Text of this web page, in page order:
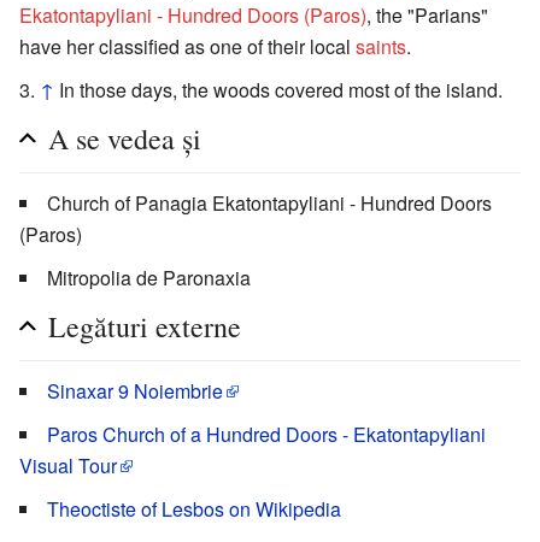
Ekatontapyliani - Hundred Doors (Paros), the "Parians"
have her classified as one of their local saints.
↑ In those days, the woods covered most of the island.
A se vedea și
Church of Panagia Ekatontapyliani - Hundred Doors
(Paros)
Mitropolia de Paronaxia
Legături externe
Sinaxar 9 Noiembrie
Paros Church of a Hundred Doors - Ekatontapyliani
Visual Tour
Theoctiste of Lesbos on Wikipedia